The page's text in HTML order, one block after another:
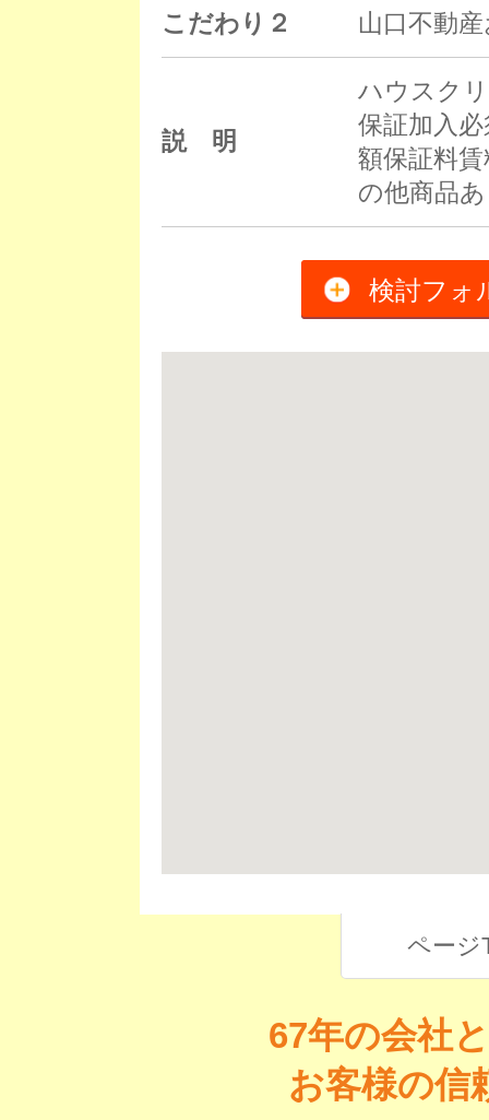
こだわり２ 山口不動
説 明
ハウスク
保証加入
額保証料
の他商品
検討フォ
ページ
67年の会社
お客様の信